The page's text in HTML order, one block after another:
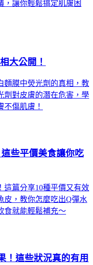
，讓你輕鬆搞定肌膚困
大公開！
麵膜中熒光劑的真相，教
劑對皮膚的潛在危害，學
傷肌膚！
些平價美食讓你吃
這篇分享10種平價又有效
皮，教你怎麼吃出Q彈水
食就能輕鬆補充～
！這些狀況真的有用